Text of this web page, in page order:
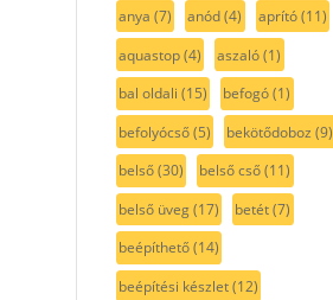
anya (7) anód(4) aprító(11)
aquastop(4) aszaló(1)
bal oldali (15) befogó(1)
befolyócső(5) bekötődoboz (9)
belső(30) belső cső(11)
belső üveg(17) betét(7)
beépíthető(14)
beépítési készlet(12)